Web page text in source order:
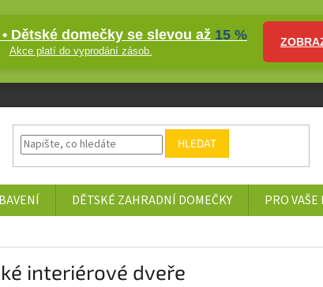
Dětské domečky se slevou až 15 %
Akce platí do vyprodání zásob.
HLEDAT
DĚTSKÉ ZAHRADNÍ DOMEČKY PRO VAŠE
interiérové dveře